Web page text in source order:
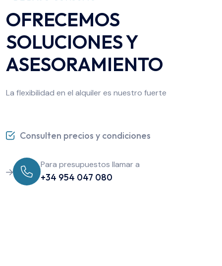
OFRECEMOS
SOLUCIONES Y
ASESORAMIENTO
La flexibilidad en el alquiler es nuestro fuerte
Consulten precios y condiciones
Para presupuestos llamar a
+34 954 047 080